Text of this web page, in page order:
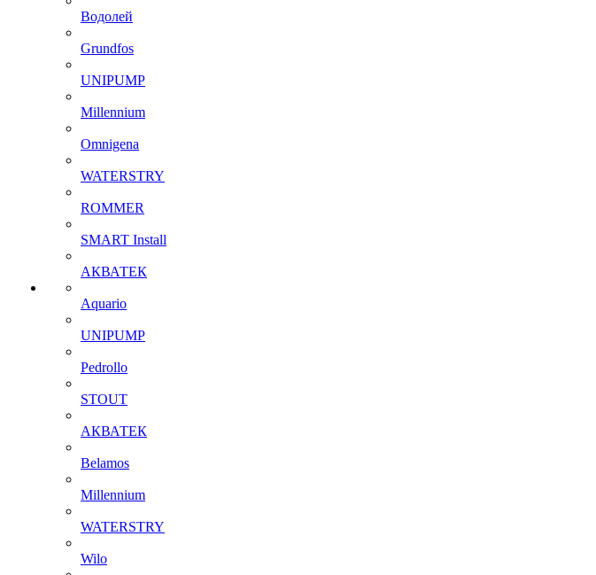
Водолей
Grundfos
UNIPUMP
Millennium
Omnigena
WATERSTRY
ROMMER
SMART Install
АКВАТЕК
Aquario
UNIPUMP
Pedrollo
STOUT
АКВАТЕК
Belamos
Millennium
WATERSTRY
Wilo